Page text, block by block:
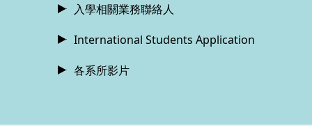
入學相關業務聯絡人
International Students Application
各系所影片